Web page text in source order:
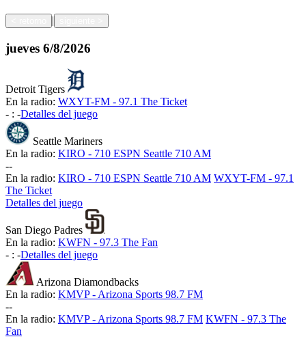
|
jueves 6/8/2026
Detroit Tigers
En la radio: WXYT-FM - 97.1 The Ticket
- : -Detalles del juego
Seattle Mariners
En la radio: KIRO - 710 ESPN Seattle 710 AM
--
En la radio: KIRO - 710 ESPN Seattle 710 AM WXYT-FM - 97.1
The Ticket
Detalles del juego
San Diego Padres
En la radio: KWFN - 97.3 The Fan
- : -Detalles del juego
Arizona Diamondbacks
En la radio: KMVP - Arizona Sports 98.7 FM
--
En la radio: KMVP - Arizona Sports 98.7 FM KWFN - 97.3 The
Fan